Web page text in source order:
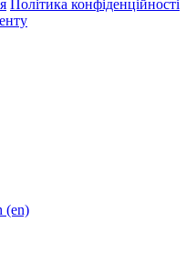
Політика конфіденційності
(en)